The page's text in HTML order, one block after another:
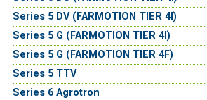
Series 5 DV (FARMOTION TIER 4I)
Series 5 G (FARMOTION TIER 4I)
Series 5 G (FARMOTION TIER 4F)
Series 5 TTV
Series 6 Agrotron